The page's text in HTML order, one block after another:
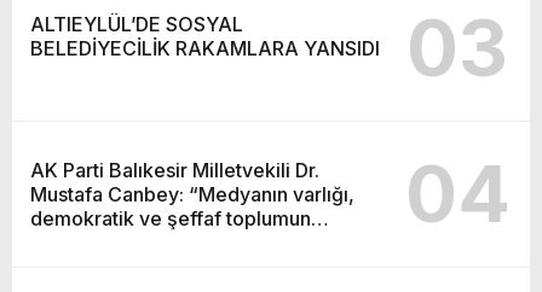
ALTIEYLÜL’DE SOSYAL
BELEDİYECİLİK RAKAMLARA YANSIDI
03
AK Parti Balıkesir Milletvekili Dr.
Mustafa Canbey: “Medyanın varlığı,
demokratik ve şeffaf toplumun
04